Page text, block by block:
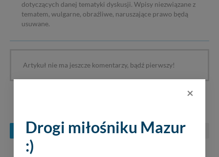
dotyczących danej tematyki dyskusji. Wpisy niezwiązane z
tematem, wulgarne, obraźliwe, naruszające prawo będą
usuwane.
Artykuł nie ma jeszcze komentarzy, bądź pierwszy!
SIERPIEŃ WRZESIEŃ PAŹDZIERNIK
PN
×
Drogi miłośniku Mazur
:)